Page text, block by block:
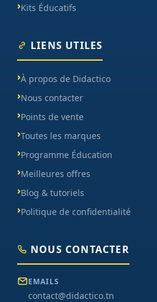
Kits Éducatifs
LIENS UTILES
À propos de Didactico
Nous contacter
Points de vente
Toutes les marques
Programme Éducation
Meilleures offres
Blog & tutoriels
Politique de confidentialité
NOUS CONTACTER
EMAILS
contact@didactico.tn